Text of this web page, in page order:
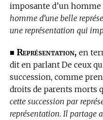
imposante d’un
homme d’une belle
une représentation qui
■ Représentation, en
dit en parlant De ceux
succession, comme
droits de parents morts
cette succession par
représentation. Il partage